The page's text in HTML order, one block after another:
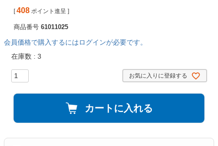
[ 408 ポイント進呈 ]
商品番号 61011025
会員価格で購入するにはログインが必要です。
在庫数
3
お気に入りに登録する
カートに入れる